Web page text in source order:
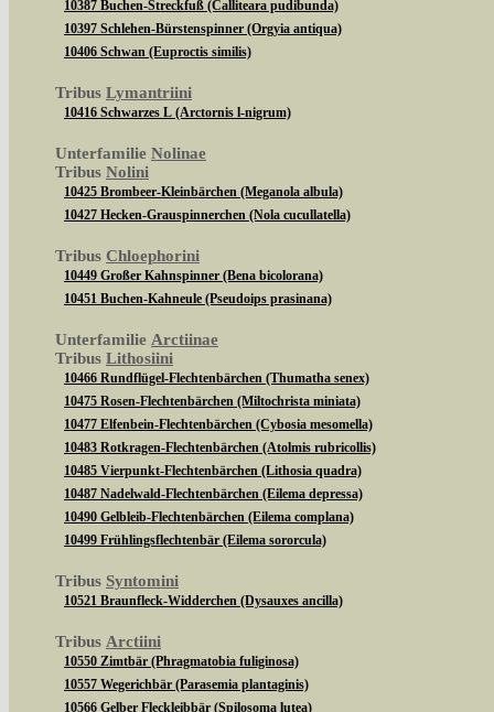
10387 Buchen-Streckfuß (Calliteara pudibunda)
10397 Schlehen-Bürstenspinner (Orgyia antiqua)
10406 Schwan (Euproctis similis)
Tribus Lymantriini
10416 Schwarzes L (Arctornis l-nigrum)
Unterfamilie Nolinae
Tribus Nolini
10425 Brombeer-Kleinbärchen (Meganola albula)
10427 Hecken-Grauspinnerchen (Nola cucullatella)
Tribus Chloephorini
10449 Großer Kahnspinner (Bena bicolorana)
10451 Buchen-Kahneule (Pseudoips prasinana)
Unterfamilie Arctiinae
Tribus Lithosiini
10466 Rundflügel-Flechtenbärchen (Thumatha senex)
10475 Rosen-Flechtenbärchen (Miltochrista miniata)
10477 Elfenbein-Flechtenbärchen (Cybosia mesomella)
10483 Rotkragen-Flechtenbärchen (Atolmis rubricollis)
10485 Vierpunkt-Flechtenbärchen (Lithosia quadra)
10487 Nadelwald-Flechtenbärchen (Eilema depressa)
10490 Gelbleib-Flechtenbärchen (Eilema complana)
10499 Frühlingsflechtenbär (Eilema sororcula)
Tribus Syntomini
10521 Braunfleck-Widderchen (Dysauxes ancilla)
Tribus Arctiini
10550 Zimtbär (Phragmatobia fuliginosa)
10557 Wegerichbär (Parasemia plantaginis)
10566 Gelber Fleckleibbär (Spilosoma lutea)